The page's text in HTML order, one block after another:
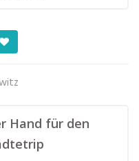
Hand für den